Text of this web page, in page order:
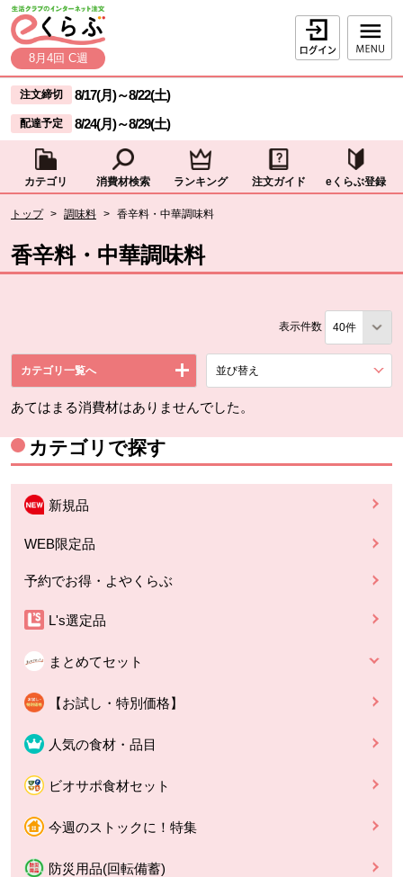
ページの先頭です。
本文へジャンプする。
8月4回 C週
ログイン
ここからサイト内共通メニューです。
サイト内共通メニューをスキップする
注文締切 8/17(月)～8/22(土)
配達予定 8/24(月)～8/29(土)
カテゴリ 消費材検索 ランキング 注文ガイド eくらぶ登録
トップ > 調味料 > 香辛料・中華調味料
香辛料・中華調味料
表示件数
カテゴリ一覧へ 並び替え
あてはまる消費材はありませんでした。
カテゴリで探す
新規品
WEB限定品
予約でお得・よやくらぶ
L's選定品
まとめてセット
【お試し・特別価格】
人気の食材・品目
ビオサポ食材セット
今週のストックに！特集
防災用品(回転備蓄)